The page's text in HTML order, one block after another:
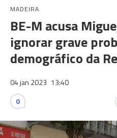
MADEIRA
BE-M acusa
ignorar grave
demográfico da
04 jan 2023 13:40
0